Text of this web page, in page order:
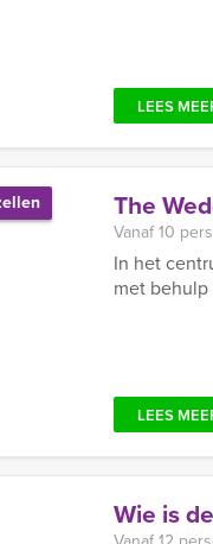
LEES
The
Vanaf 10
In het
met
LEES
Wie is